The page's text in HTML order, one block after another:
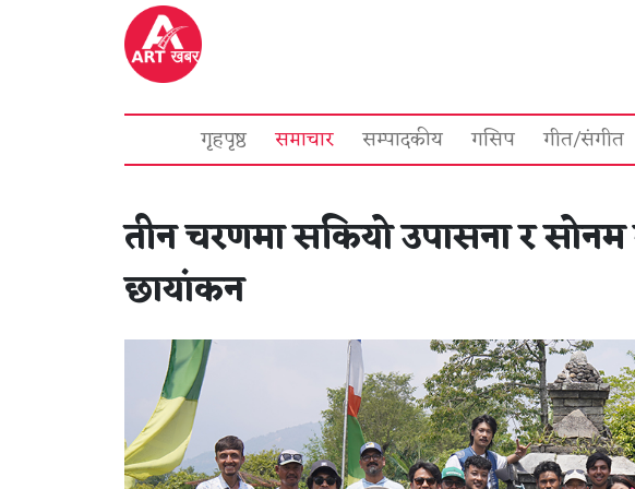
गृहपृष्ठ समाचार सम्पादकीय गसिप गीत/संगीत
तीन चरणमा सकियो उपासना र सोनम
छायांकन